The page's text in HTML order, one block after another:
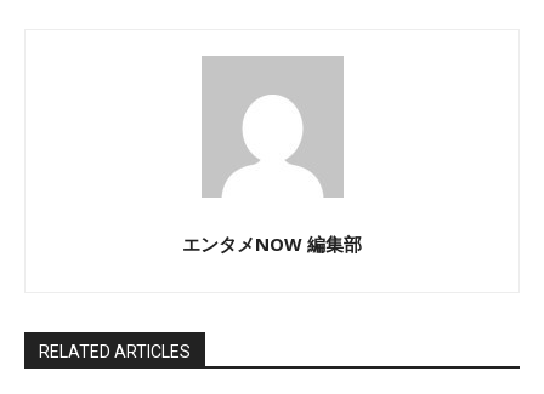
エンタメNOW 編集部
RELATED ARTICLES